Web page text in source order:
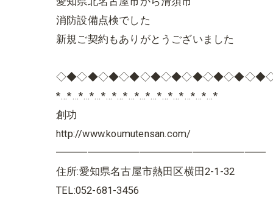
消防設備点検でした
新規ご契約もありがとうございました
*…*…*…*…*…*…*…*…*…*…*…*…*…*…*
創功
http://www.koumutensan.com/
━━━━━━━━━━━━━━━━━━━━
住所:愛知県名古屋市熱田区横田2-1-32
TEL:052-681-3456